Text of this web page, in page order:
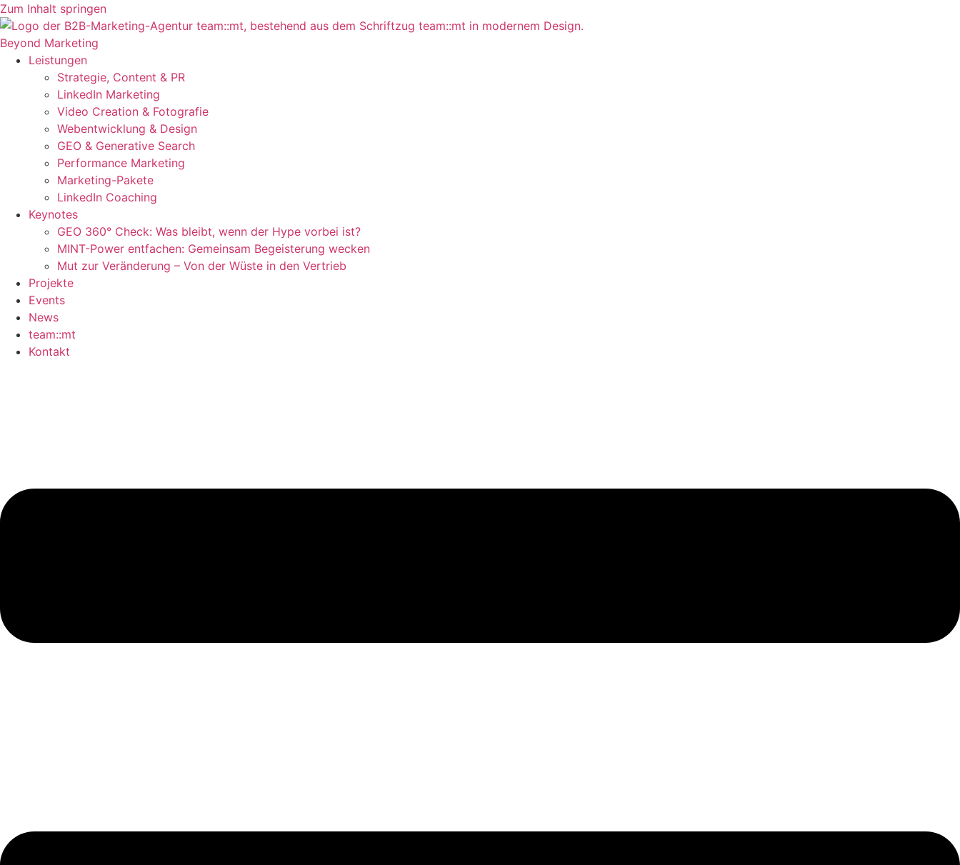
Zum Inhalt springen
Beyond Marketing
Leistungen
Strategie, Content & PR
LinkedIn Marketing
Video Creation & Fotografie
Webentwicklung & Design
GEO & Generative Search
Performance Marketing
Marketing-Pakete
LinkedIn Coaching
Keynotes
GEO 360° Check: Was bleibt, wenn der Hype vorbei ist?
MINT-Power entfachen: Gemeinsam Begeisterung wecken
Mut zur Veränderung – Von der Wüste in den Vertrieb
Projekte
Events
News
team::mt
Kontakt